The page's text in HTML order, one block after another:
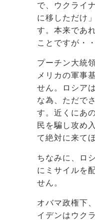
で、ウクライ
に移しただけ
す。本来であ
ことですが・
プーチン大統
メリカの軍事
せん。ロシア
な為、ただで
す。近くにあ
民を騙し攻め
て絶対に来て
ちなみに、ロ
にミサイルを
せん。
オバマ政権下
イデンはウク